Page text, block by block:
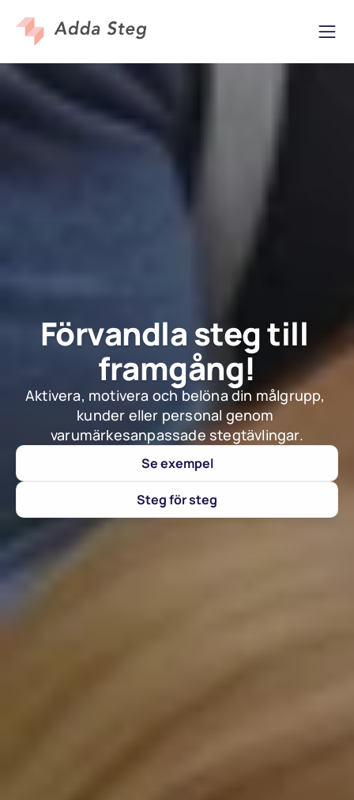
Förvandla steg till
framgång!
Aktivera, motivera och belöna din målgrupp,
kunder eller personal genom
varumärkesanpassade stegtävlingar.
Se exempel
Steg för steg